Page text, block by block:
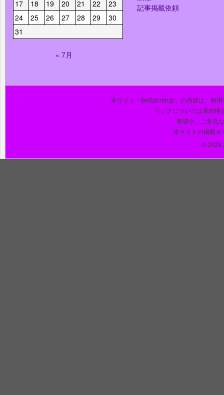
17 18 19 20 21 22
23
24
25 26 27 28 29
30
31
« 7月
記事掲載依頼
本サイト「BeSporter.jp」の内容は、商
リンクについては著作権
希望や、ご意見
本サイトの掲載ポ
© 2026